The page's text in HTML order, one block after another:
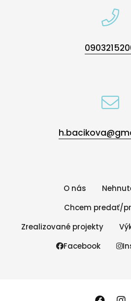
O nás
Chcem predať/
Zrealizované projekty
Facebook